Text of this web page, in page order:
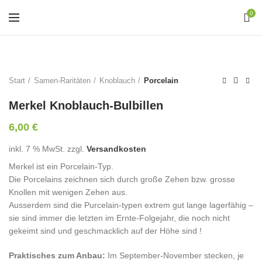
0
Start Samen-Raritäten Knoblauch Porcelain
Merkel Knoblauch-Bulbillen
6,00 €
inkl. 7 % MwSt. zzgl. Versandkosten
Merkel ist ein Porcelain-Typ.
Die Porcelains zeichnen sich durch große Zehen bzw. grosse
Knollen mit wenigen Zehen aus.
Ausserdem sind die Purcelain-typen extrem gut lange lagerfähig –
sie sind immer die letzten im Ernte-Folgejahr, die noch nicht
gekeimt sind und geschmacklich auf der Höhe sind !
Praktisches zum Anbau: Im September-November stecken, je